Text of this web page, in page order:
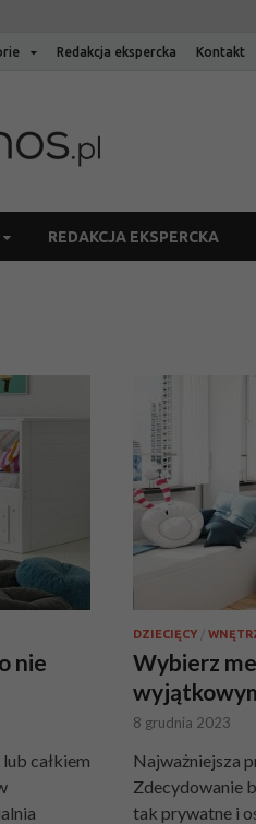
Redakcja ekspercka Kontakt
REDAKCJA EKSPERCKA
nie
całkiem
DZIECIĘCY /
Wybierz
8 grudnia 2023
Najważniejsza
Zdecydowanie
tak prywatne i